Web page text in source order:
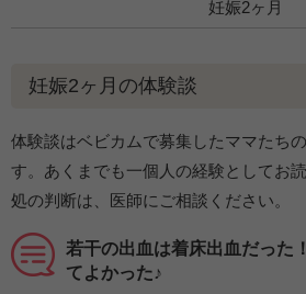
妊娠2ヶ月
妊娠2ヶ月の体験談
体験談はベビカムで募集したママたち
す。あくまでも一個人の経験としてお
処の判断は、医師にご相談ください。
若干の出血は着床出血だった
てよかった♪